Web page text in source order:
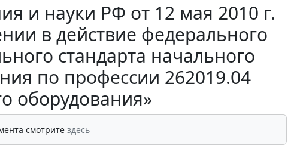
и науки РФ от 12 мая 2010 г.
в действие федерального
стандарта начального
по профессии 262019.04
оборудования»
смотрите здесь